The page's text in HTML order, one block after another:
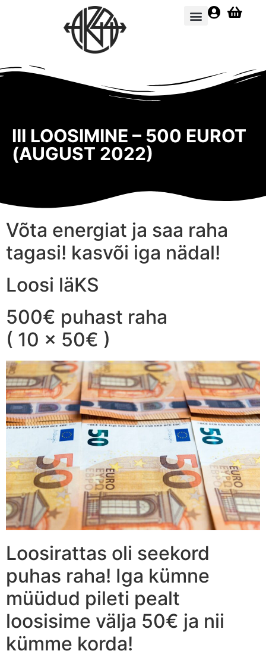
III LOOSIMINE – 500 EUROT
(AUGUST 2022)
Võta energiat ja saa raha
tagasi! kasvõi iga nädal!
Loosi läKS
500€ puhast raha
( 10 x 50€ )
Loosirattas oli seekord
puhas raha! Iga kümne
müüdud pileti pealt
loosisime välja 50€ ja nii
kümme korda!